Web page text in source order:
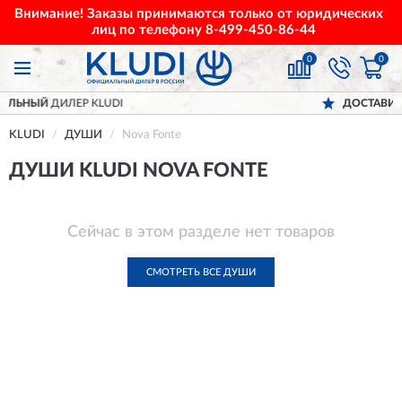
Внимание! Заказы принимаются только от юридических
лиц по телефону 8-499-450-86-44
0 0
ДИЛЕР KLUDI ДОСТАВИМПО
KLUDI ДУШИ Nova Fonte
ДУШИ KLUDI NOVA FONTE
Сейчас в этом разделе нет товаров
СМОТРЕТЬ ВСЕ ДУШИ